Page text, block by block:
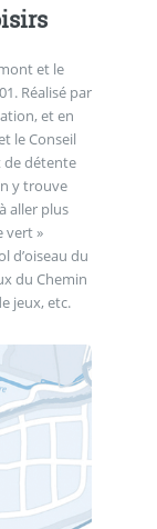
et le
et en
le Conseil
de détente
y trouve
aller plus
vert »
d’oiseau du
du Chemin
jeux, etc.